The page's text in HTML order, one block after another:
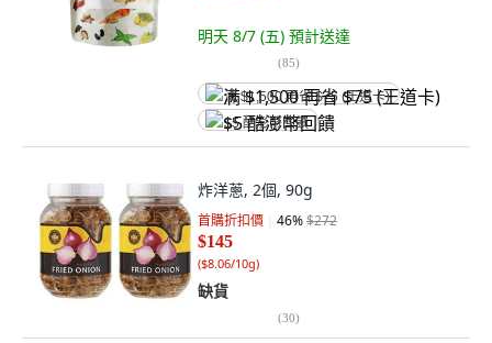
明天 8/7 (五) 預計送達
(85)
满 $1,500 再省 $75 (王道卡)
$5 酷澎幣回饋
炸洋蔥, 2個, 90g
首購折扣價 46%$272
$145
($8.06/10g)
缺貨
(30)